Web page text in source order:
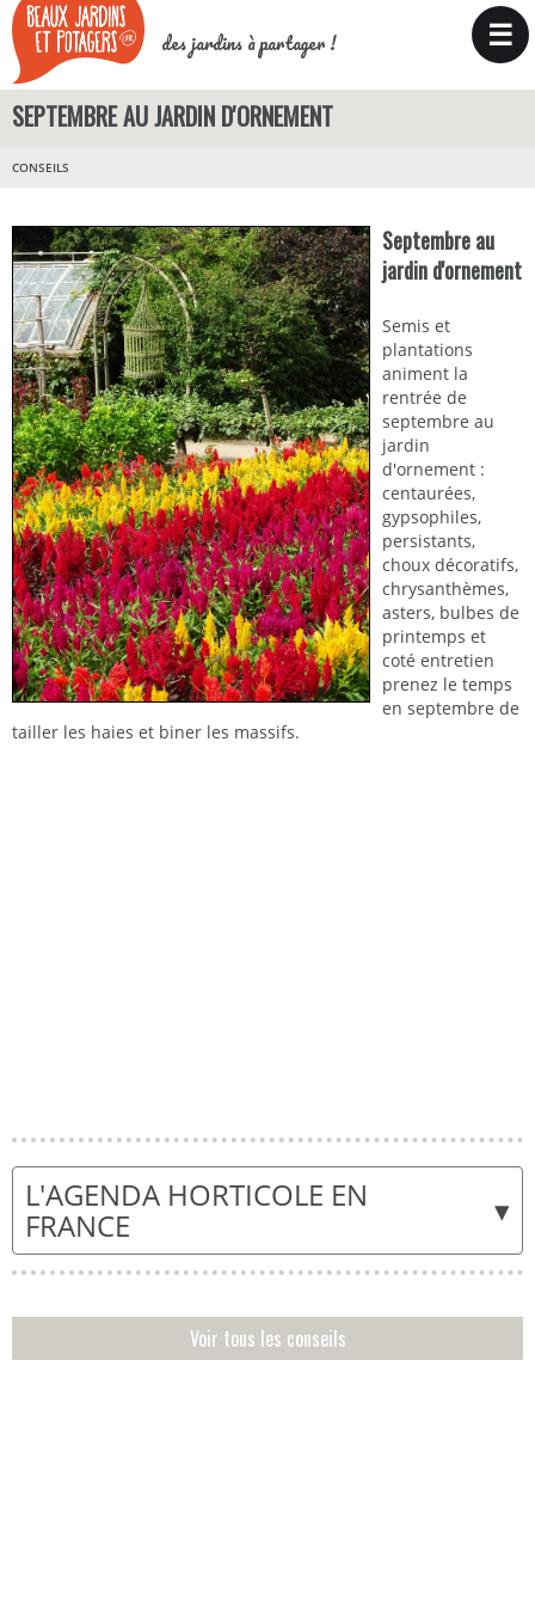
des jardins à partager ! ☰
SEPTEMBRE AU JARDIN D'ORNEMENT
CONSEILS
Septembre au
jardin d'ornement
Semis et
plantations
animent la
rentrée de
septembre au
jardin
d'ornement :
centaurées,
gypsophiles,
persistants,
choux décoratifs,
chrysanthèmes,
asters, bulbes de
printemps et
coté entretien
prenez le temps
en septembre de
tailler les haies et biner les massifs.
▾
L'AGENDA HORTICOLE EN
FRANCE
Voir tous les conseils